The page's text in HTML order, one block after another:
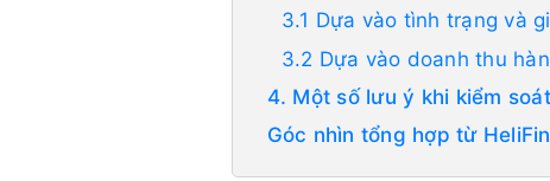
3.1 Dựa vào tình trạng và
3.2 Dựa vào doanh thu
4. Một số lưu ý khi kiểm
Góc nhìn tổng hợp từ